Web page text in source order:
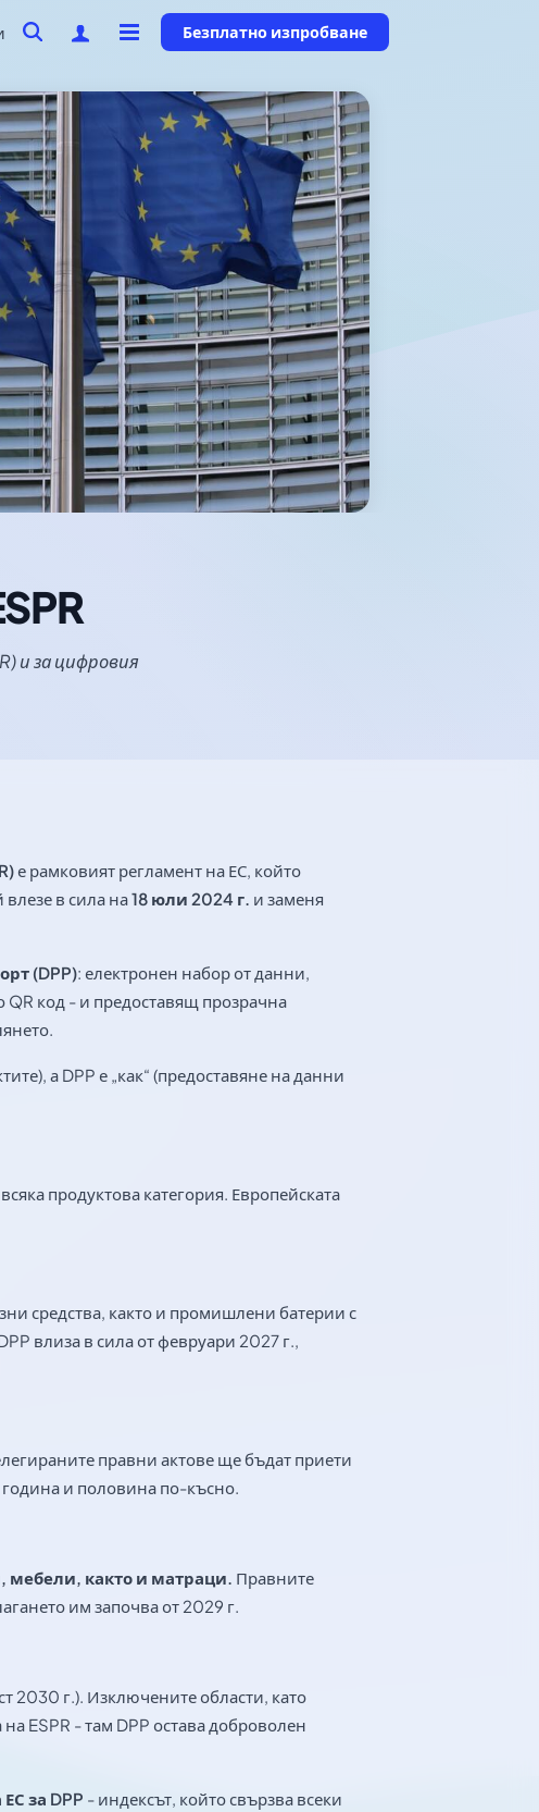
Безплатно изпробване
и за цифровия
е рамковият регламент на ЕС, който
влезе в сила на18 юли 2024 г. и заменя
(DPP): електронен набор от данни,
QR код - и предоставящ прозрачна
а DPP е „как“ (предоставяне на данни
всяка продуктова категория. Европейската
средства, както и промишлени батерии с
влиза в сила от февруари 2027 г.,
правни актове ще бъдат приети
година и половина по-късно.
мебели, както и матраци. Правните
им започва от 2029 г.
2030 г.). Изключените области, като
ESPR - там DPP остава доброволен
за DPP - индексът, който свързва всеки